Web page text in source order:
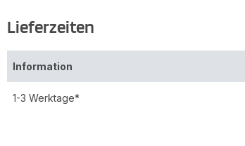
Lieferzeiten
Information
1-3 Werktage*